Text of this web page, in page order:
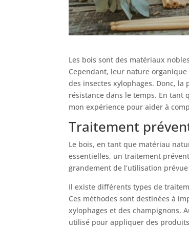
Les bois sont des matériaux
Cependant, leur nature
des insectes xylophages. Donc,
résistance dans le temps. En tant
mon expérience pour aider à
Traitement
Le bois, en tant que matériau
essentielles, un traitement
grandement de l’utilisation
Il existe différents types de
Ces méthodes sont destinées à
xylophages et des champignons.
utilisé pour appliquer des